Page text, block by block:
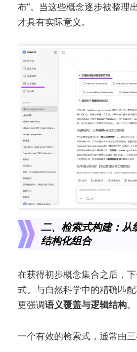
布”。当这些概念逐步被整理
才具有实际意义。
二、检索式构建：从
结构化组合
在获得初步概念集合之后，
式。与自然科学中的精确匹
更强调语义覆盖与逻辑结构。
一个有效的检索式，通常由三